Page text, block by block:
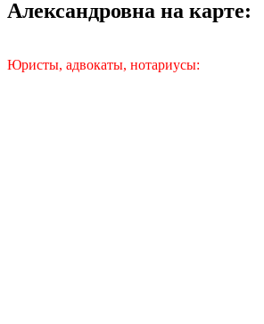
Александровна на карте:
Юристы, адвокаты, нотариусы: